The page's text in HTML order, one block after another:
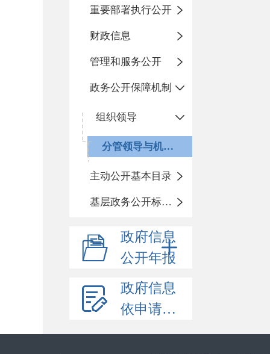
重要部署执行公开
财政信息
管理和服务公开
政务公开保障机制
组织领导
分管领导与机构设置
主动公开基本目录
基层政务公开标准化目录
政府信息
公开年报
政府信息
依申请公开